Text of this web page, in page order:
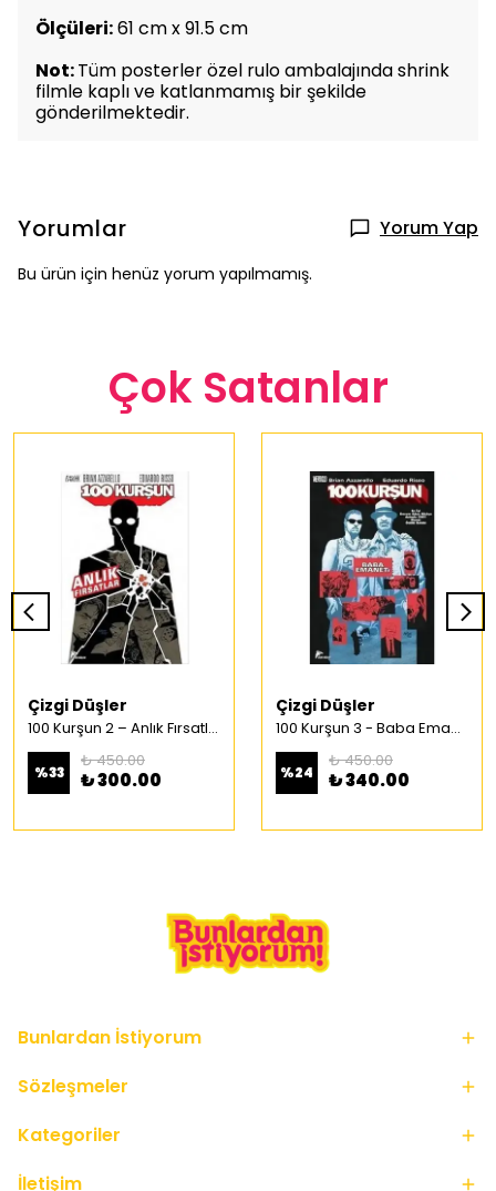
Ölçüleri:61 cm x 91.5 cm
Not:Tüm posterler özel rulo ambalajında shrink
filmle kaplı ve katlanmamış bir şekilde
gönderilmektedir.
Yorumlar Yorum Yap
Bu ürün için henüz yorum yapılmamış.
Çok Satanlar
Çizgi Düşler
100 Kurşun 2 – Anlık Fırsatlar Türkçe Çizgi Roman
%33
₺ 450.00
₺ 300.00
Çizgi Düşler
100 Kurşun 3 - Baba Emaneti Türkçe Çizgi Roman
%24
₺ 450.00
₺ 340.00
Bunlardan İstiyorum
Sözleşmeler
Kategoriler
İletişim